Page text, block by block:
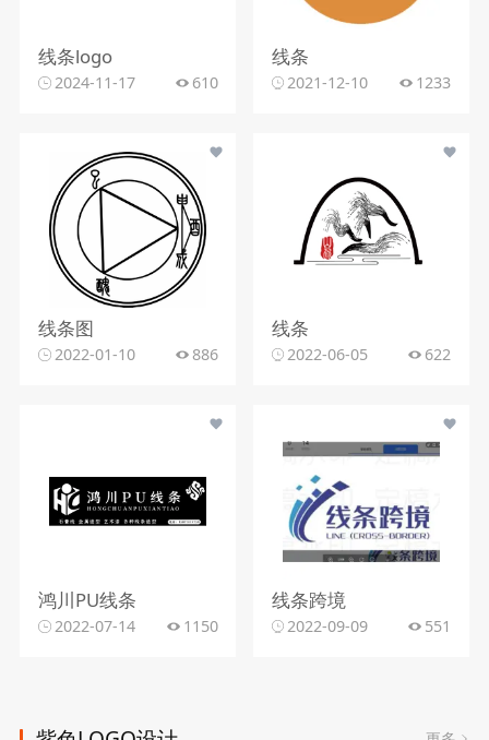
线条logo
2024-11-17 610
线条
2021-12-10 1233
线条图
2022-01-10 886
线条
2022-06-05 622
鸿川PU线条
2022-07-14 1150
线条跨境
2022-09-09 551